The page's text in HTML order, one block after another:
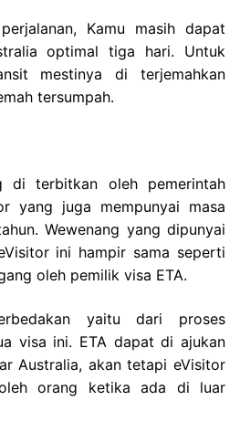
Kamu masih dapat
optimal tiga hari. Untuk
mestinya di terjemahkan
tersumpah.
di terbitkan oleh pemerintah
yang juga mempunyai masa
Wewenang yang dipunyai
ini hampir sama seperti
oleh pemilik visa ETA.
yaitu dari proses
visa ini. ETA dapat di ajukan
Australia, akan tetapi eVisitor
orang ketika ada di luar